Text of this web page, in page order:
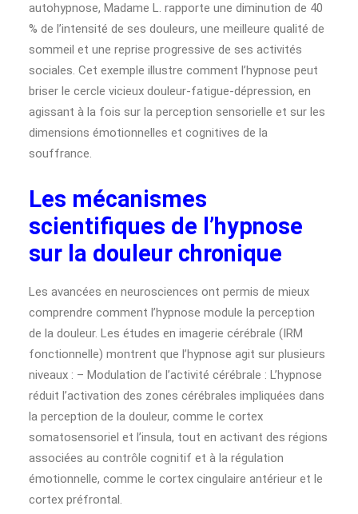
autohypnose, Madame L. rapporte une diminution de 40
% de l’intensité de ses douleurs, une meilleure qualité de
sommeil et une reprise progressive de ses activités
sociales. Cet exemple illustre comment l’hypnose peut
briser le cercle vicieux douleur-fatigue-dépression, en
agissant à la fois sur la perception sensorielle et sur les
dimensions émotionnelles et cognitives de la
souffrance.
Les mécanismes
scientifiques de l’hypnose
sur la douleur chronique
Les avancées en neurosciences ont permis de mieux
comprendre comment l’hypnose module la perception
de la douleur. Les études en imagerie cérébrale (IRM
fonctionnelle) montrent que l’hypnose agit sur plusieurs
niveaux : – Modulation de l’activité cérébrale : L’hypnose
réduit l’activation des zones cérébrales impliquées dans
la perception de la douleur, comme le cortex
somatosensoriel et l’insula, tout en activant des régions
associées au contrôle cognitif et à la régulation
émotionnelle, comme le cortex cingulaire antérieur et le
cortex préfrontal.